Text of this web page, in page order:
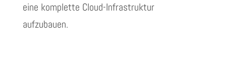
eine komplette Cloud-Infrastruktur
aufzubauen.